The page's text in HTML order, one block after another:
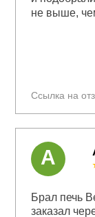
Ссылка на
не выше,
Брал печь
заказал
А